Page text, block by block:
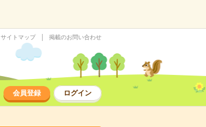
サイトマップ 掲載のお問い合わせ
会員登録 ログイン